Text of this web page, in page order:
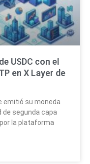
USDC con el
en X Layer de
emitió su moneda
de segunda capa
la plataforma